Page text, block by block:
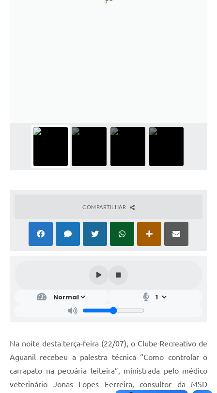
COMPARTILHAR
Na noite desta terça-feira (22/07), o Clube Recreativo de
Aguanil recebeu a palestra técnica “Como controlar o
carrapato na pecuária leiteira”, ministrada pelo médico
veterinário Jonas Lopes Ferreira, consultor da MSD